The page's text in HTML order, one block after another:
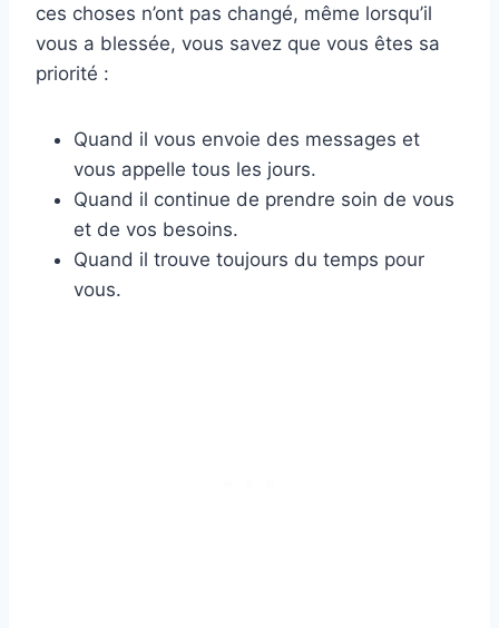
ces choses n’ont pas changé, même lorsqu’il
vous a blessée, vous savez que vous êtes sa
priorité :
Quand il vous envoie des messages et
vous appelle tous les jours.
Quand il continue de prendre soin de vous
et de vos besoins.
Quand il trouve toujours du temps pour
vous.